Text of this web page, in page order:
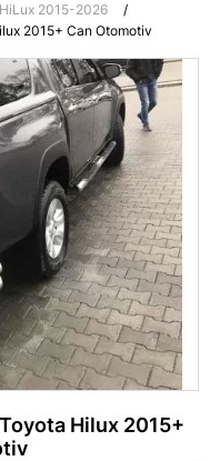
2015-2026
/
2015+ Can Otomotiv
Hilux 2015+